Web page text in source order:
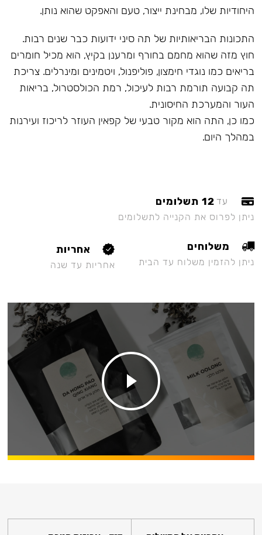
היחודיות שלו, מבחינת ייצור, טעם והאפקט שהוא נותן.
התכונות הבריאותיות של תה סיני ידועות כבר שנים רבות.
חוץ מזה שהוא מחמם בחורף ומרענן בקיץ, הוא מכיל חומרים
בריאים כמו נוגדי חימצון, פוליפנול, ויטמינים ומינרלים. צריכת
תה קבועה תורמת רבות לעיכול, רמת הכולסטרול, בריאות
העור והמערכת החיסונית.
כמו כן, התה הוא מקור טבעי של קפאין העוזר לריכוז ועירנות
במהלך היום.
עד 12 תשלומים
ניתן לפרוס את הקנייה לתשלומים
משלוחים
ניתן להזמין משלוח עד הבית
אחריות
אחריות עד שנה